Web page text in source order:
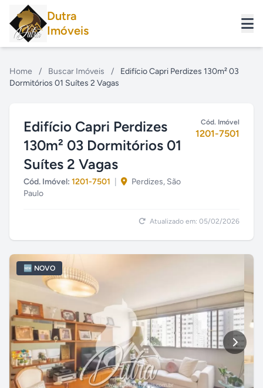
Dutra
Imóveis
Home / Buscar Imóveis /
Edifício Capri Perdizes 130m² 03
Dormitórios 01 Suítes 2 Vagas
Edifício Capri Perdizes
130m² 03 Dormitórios 01
Suítes 2 Vagas
Cód. Imóvel: 1201-7501
Perdizes, São
Paulo
Cód. Imóvel
1201-7501
Atualizado em: 05/02/2026
🆕 NOVO